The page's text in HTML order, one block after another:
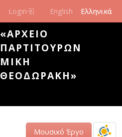
Login English Ελληνικά
«ΑΡΧΕΊΟ
ΠΑΡΤΙΤΟΎΡΩΝ
ΜΊΚΗ
ΘΕΟΔΩΡΆΚΗ»
Μουσικό Έργο